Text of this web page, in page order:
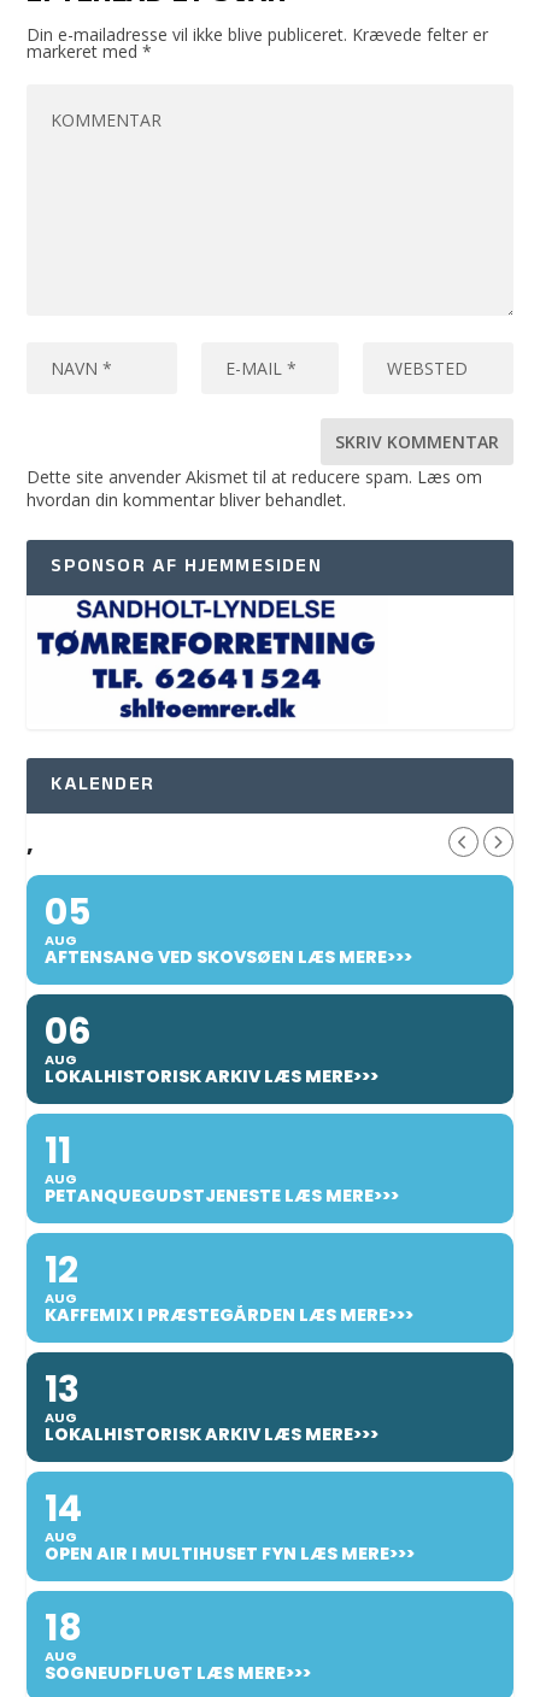
Din e-mailadresse vil ikke blive publiceret. Krævede felter er
markeret med*
Dette site anvender Akismet til at reducere spam. Læs om
hvordan din kommentar bliver behandlet.
SPONSOR AF HJEMMESIDEN
KALENDER
,
05
AUG
AFTENSANG VED SKOVSØEN LÆS MERE>>>
06
AUG
LOKALHISTORISK ARKIV LÆS MERE>>>
11
AUG
PETANQUEGUDSTJENESTE LÆS MERE>>>
12
AUG
KAFFEMIX I PRÆSTEGÅRDEN LÆS MERE>>>
13
AUG
LOKALHISTORISK ARKIV LÆS MERE>>>
14
AUG
OPEN AIR I MULTIHUSET FYN LÆS MERE>>>
18
AUG
SOGNEUDFLUGT LÆS MERE>>>